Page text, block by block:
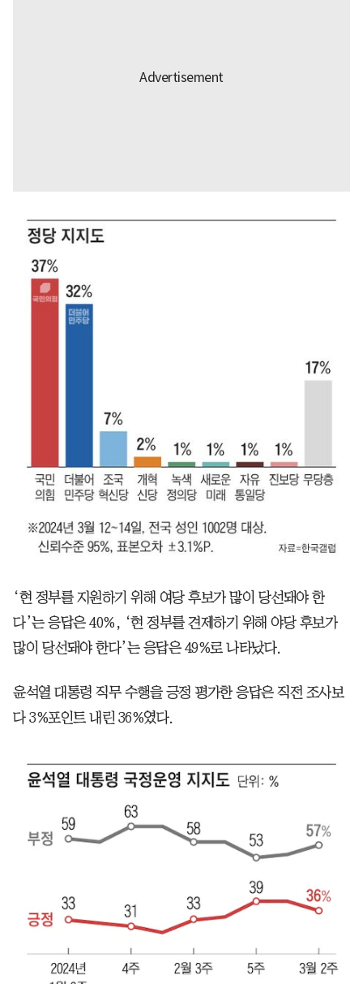
‘현 정부를 지원하기 위해 여당 후보가 많이 당선돼야 한
다’는 응답은 40%, ‘현 정부를 견제하기 위해 야당 후보가
많이 당선돼야 한다’는 응답은 49%로 나타났다.
윤석열 대통령 직무 수행을 긍정 평가한 응답은 직전 조사보
다 3%포인트 내린 36%였다.